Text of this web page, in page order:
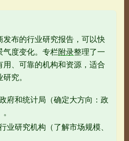
发布的行业研究报告，可以快
气度变化。专栏附录整理了一
、可靠的机构和资源，适合
究。
府和统计局（确定大方向：政
业研究机构（了解市场规模、